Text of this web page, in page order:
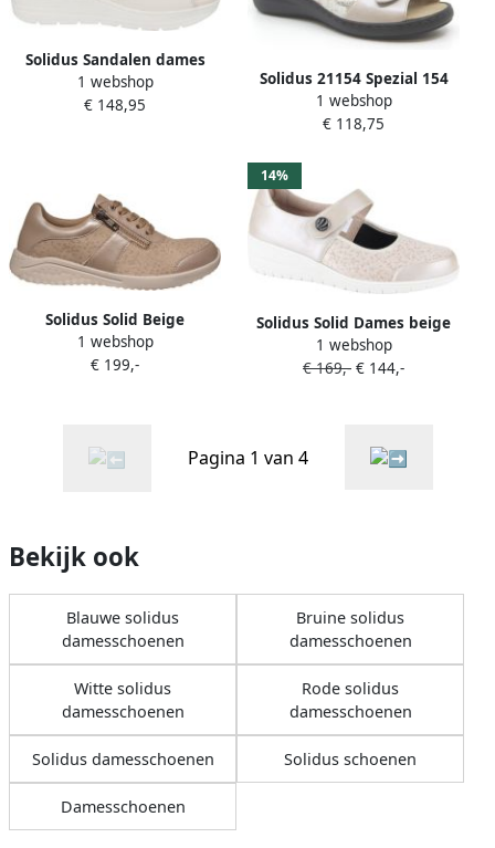
Solidus Sandalen dames
Greta 48022-10052
Nappalack creme wit 1 3 en
1 webshop
€ 148,95
Solidus 21154 Spezial 154
Slippers
1 webshop
€ 118,75
Solidus Solid Beige
veterschoen met rits en
stretch
1 webshop
€ 199,-
14%
Solidus Solid Dames beige
ballerina's & mocassins
1 webshop
€ 169,- € 144,-
Pagina 1 van 4
Bekijk ook
Blauwe solidus
damesschoenen
Bruine solidus
damesschoenen
Witte solidus
damesschoenen
Rode solidus
damesschoenen
Solidus damesschoenen Solidus schoenen
Damesschoenen